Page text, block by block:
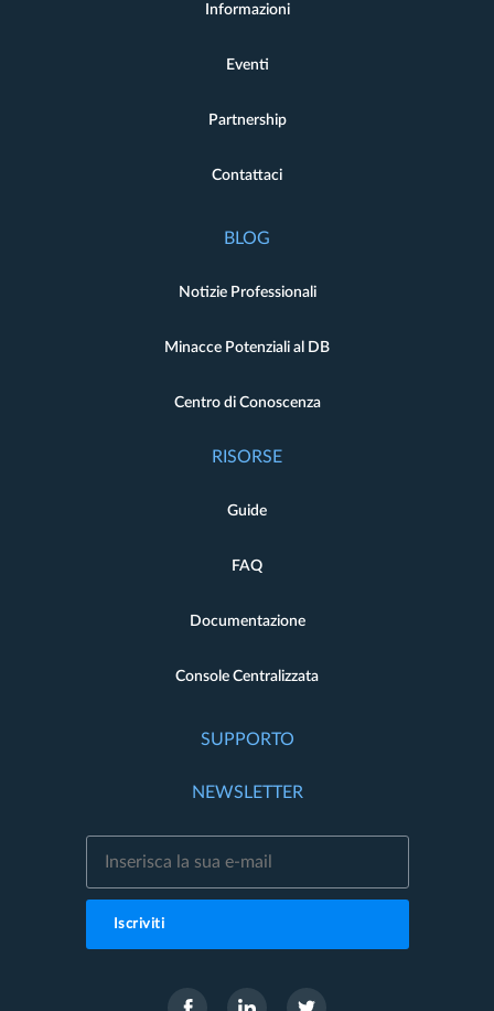
Informazioni
Eventi
Partnership
Contattaci
BLOG
Notizie Professionali
Minacce Potenziali al DB
Centro di Conoscenza
RISORSE
Guide
FAQ
Documentazione
Console Centralizzata
SUPPORTO
NEWSLETTER
Iscriviti